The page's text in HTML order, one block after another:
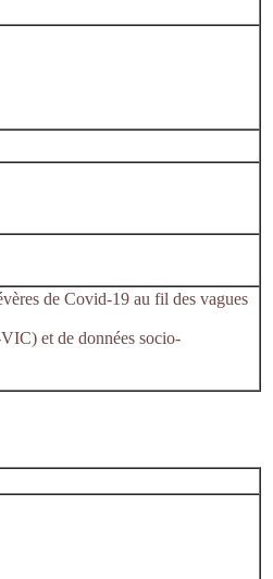
de Covid-19 au fil des vagues
et de données socio-